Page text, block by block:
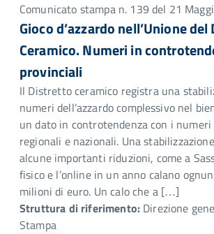
Comunicato stampa n. 139 del 21
Gioco d’azzardo nell’Unione
Ceramico. Numeri in
provinciali
Il Distretto ceramico registra una
numeri dell’azzardo complessivo nel
un dato in controtendenza con i
regionali e nazionali. Una
alcune importanti riduzioni, come a
fisico e l’online in un anno calano
milioni di euro. Un calo che a […]
Struttura di riferimento: Direzione
Stampa